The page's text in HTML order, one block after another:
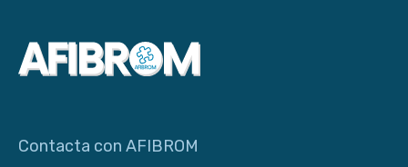
Contacta con AFIBROM